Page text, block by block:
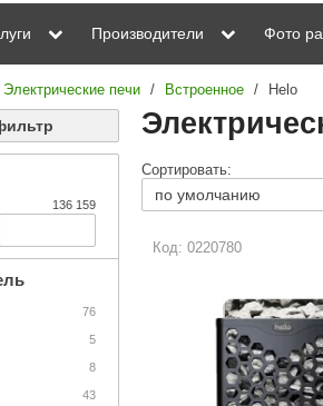
печи
Производители
Born
Sawo
Lacoform
Composit
Baneum
Фото
Электрические печи / Встроенное / Helo
136 159
76
5
8
43
Сортировать:
Код: 0220780